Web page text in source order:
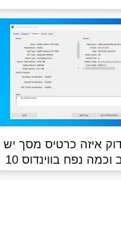
איזה כרטיס מסך יש
נפח בווינדוס 10